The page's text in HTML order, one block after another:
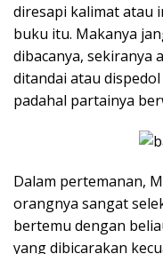
diresapi kalimat atau
buku itu. Makanya
dibacanya, sekiranya
ditandai atau
padahal partainya
Dalam pertemanan,
orangnya sangat
bertemu dengan
yang dibicarakan